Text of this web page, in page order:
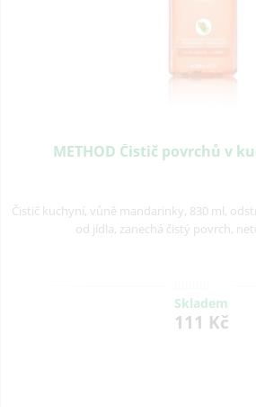
METHOD Čistič povrchů v
Čistič kuchyní, vůně mandarinky, 830 ml,
od jídla, zanechá čistý povrch,
Skladem
111 Kč